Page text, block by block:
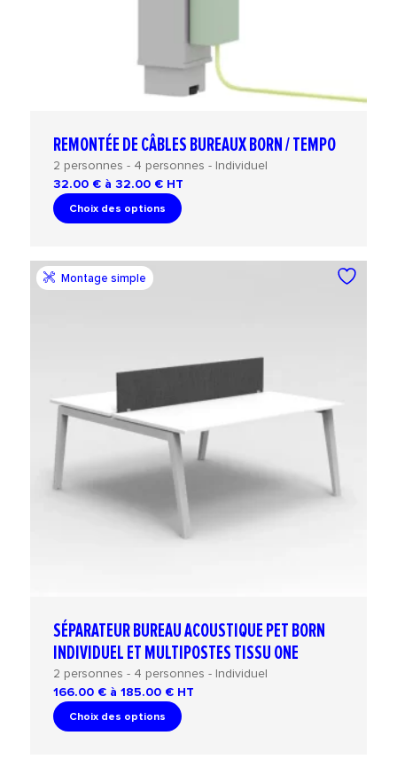
REMONTÉE DE CÂBLES BUREAUX BORN / TEMPO
2 personnes - 4 personnes - Individuel
32.00 € à 32.00 € HT
Choix des options
SÉPARATEUR BUREAU ACOUSTIQUE PET BORN
INDIVIDUEL ET MULTIPOSTES TISSU ONE
2 personnes - 4 personnes - Individuel
166.00 € à 185.00 € HT
Choix des options
Montage simple